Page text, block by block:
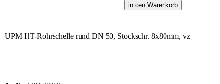
in den Warenkorb
UPM HT-Rohrschelle rund DN 50, Stockschr. 8x80mm, vz